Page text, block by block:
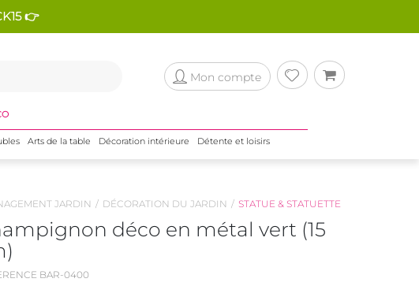
👉
Mon compte
Arts de la table Décoration intérieure Détente et loisirs
JARDIN DÉCORATION DU JARDIN STATUE & STATUETTE
déco en métal vert (15
BAR-0400